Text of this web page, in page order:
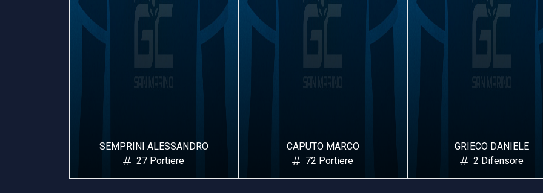
SEMPRINI ALESSANDRO
27 Portiere
CAPUTO MARCO
72 Portiere
GRIECO DANIELE
2 Difensore